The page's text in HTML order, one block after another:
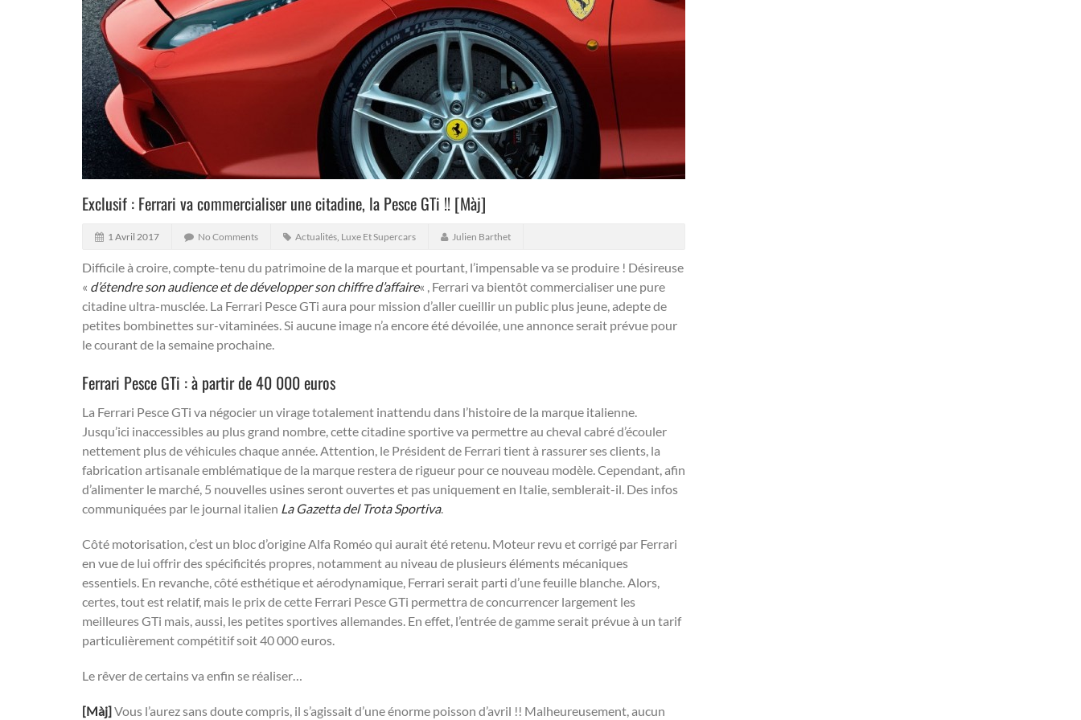
Exclusif : Ferrari va commercialiser une citadine, la Pesce GTi !! [Màj]
1 Avril 2017 No Comments Actualités, Luxe Et Supercars Julien Barthet
Difficile à croire, compte-tenu du patrimoine de la marque et pourtant, l’impensable va se produire ! Désireuse
« d’étendre son audience et de développer son chiffre d’affaire« , Ferrari va bientôt commercialiser une pure
citadine ultra-musclée. La Ferrari Pesce GTi aura pour mission d’aller cueillir un public plus jeune, adepte de
petites bombinettes sur-vitaminées. Si aucune image n’a encore été dévoilée, une annonce serait prévue pour
le courant de la semaine prochaine.
Ferrari Pesce GTi : à partir de 40 000 euros
La Ferrari Pesce GTi va négocier un virage totalement inattendu dans l’histoire de la marque italienne.
Jusqu’ici inaccessibles au plus grand nombre, cette citadine sportive va permettre au cheval cabré d’écouler
nettement plus de véhicules chaque année. Attention, le Président de Ferrari tient à rassurer ses clients, la
fabrication artisanale emblématique de la marque restera de rigueur pour ce nouveau modèle. Cependant, afin
d’alimenter le marché, 5 nouvelles usines seront ouvertes et pas uniquement en Italie, semblerait-il. Des infos
communiquées par le journal italien La Gazetta del Trota Sportiva.
Côté motorisation, c’est un bloc d’origine Alfa Roméo qui aurait été retenu. Moteur revu et corrigé par Ferrari
en vue de lui offrir des spécificités propres, notamment au niveau de plusieurs éléments mécaniques
essentiels. En revanche, côté esthétique et aérodynamique, Ferrari serait parti d’une feuille blanche. Alors,
certes, tout est relatif, mais le prix de cette Ferrari Pesce GTi permettra de concurrencer largement les
meilleures GTi mais, aussi, les petites sportives allemandes. En effet, l’entrée de gamme serait prévue à un tarif
particulièrement compétitif soit 40 000 euros.
Le rêver de certains va enfin se réaliser…
[Màj]Vous l’aurez sans doute compris, il s’agissait d’une énorme poisson d’avril !! Malheureusement, aucun